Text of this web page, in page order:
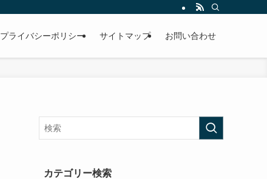
プライバシーポリシー サイトマップ お問い合わせ
カテゴリー検索